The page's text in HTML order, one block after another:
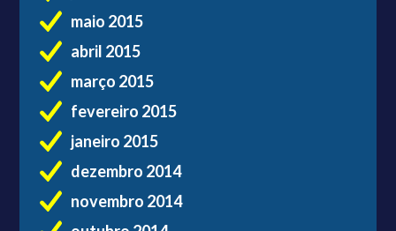
maio 2015
abril 2015
março 2015
fevereiro 2015
janeiro 2015
dezembro 2014
novembro 2014